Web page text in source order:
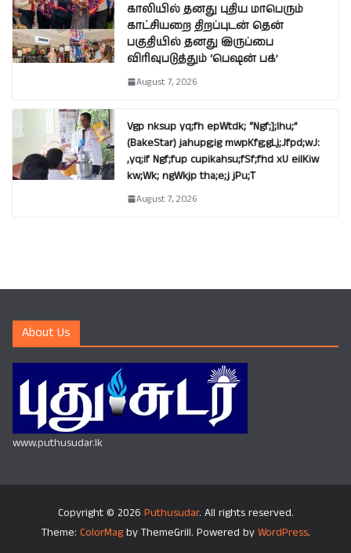
காலியில் தனது புதிய மாபெரும்
காட்சியறை திறப்புடன் தென்
பகுதியில் தனது இருப்பை
விரிவுபடுத்தும் ‘பெஷன் பக்’
August 7, 2026
Vgp nksup yq;fh epWtdk; “Ngf;];lhu;”
(BakeStar) jahupg;ig mwpKfg;gLj;Jfpd;wJ:
,yq;if Ngf;fup cupikahsu;fSf;fhd xU eilKiw
kw;Wk; ngWkjp tha;e;j jPu;T
August 7, 2026
About Us
www.puthusudar.lk
Copyright © 2026 Puthusudar. All rights reserved.
Theme: ColorMagby ThemeGrill. Powered by WordPress.